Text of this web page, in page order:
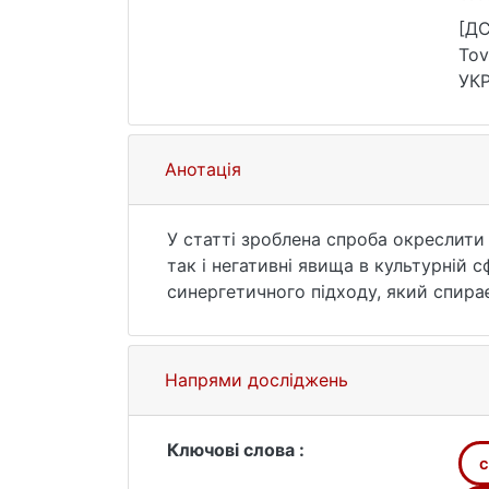
Анотація
У статті зроблена спроба окреслити
так і негативні явища в культурній
синергетичного підходу, який
виникненням нових утворень та
виникнення нових культурних форм й
і ризику зростає в ситуації змін
суспільстві. Обґрунтовано, що
нестабільності виникає з
самоорганізуються.Доведено, що
Напрями досліджень
Ключові слова :